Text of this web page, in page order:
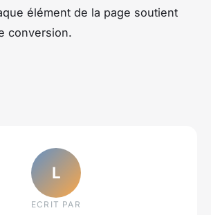
élément de la page soutient
conversion.
L
ECRIT PAR